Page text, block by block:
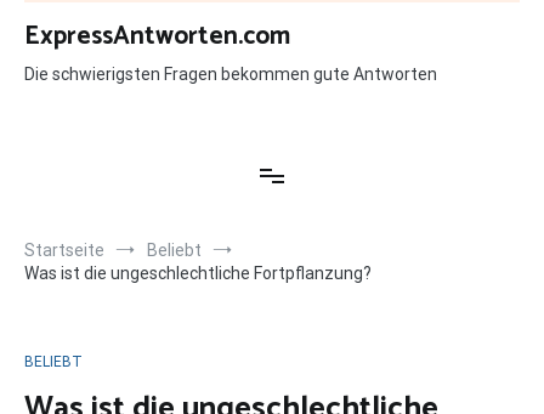
Zum
Inhalt
springen
ExpressAntworten.com
Die schwierigsten Fragen bekommen gute Antworten
Startseite
Beliebt
Was ist die ungeschlechtliche Fortpflanzung?
BELIEBT